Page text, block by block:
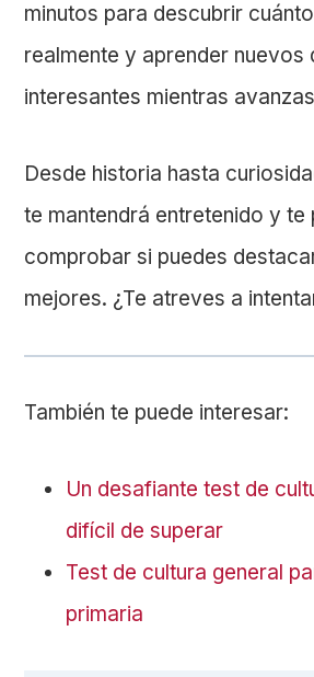
minutos para descubrir
realmente y aprender nuevos
interesantes mientras
Desde historia hasta
te mantendrá entretenido y te
comprobar si puedes
mejores. ¿Te atreves a
También te puede interesar:
Un desafiante test de
difícil de superar
Test de cultura general
primaria